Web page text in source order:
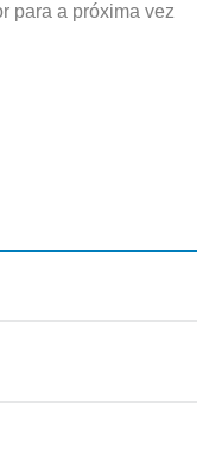
para a próxima vez